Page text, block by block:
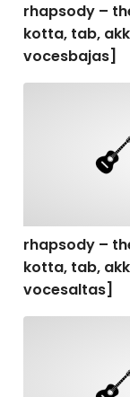
rhapsody –
kotta, tab,
vocesbajas]
rhapsody –
kotta, tab,
vocesaltas]